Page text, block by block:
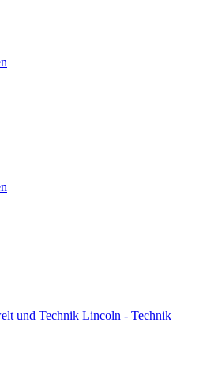
und Technik Lincoln - Technik